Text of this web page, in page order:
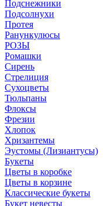
Подснежники
Подсолнухи
Протея
Ранункулюсы
РОЗЫ
Ромашки
Сирень
Стрелиция
Сухоцветы
Тюльпаны
Флоксы
Фрезии
Хлопок
Хризантемы
Эустомы (Лизиантусы)
Букеты
Цветы в коробке
Цветы в корзине
Классические букеты
Букет невесты